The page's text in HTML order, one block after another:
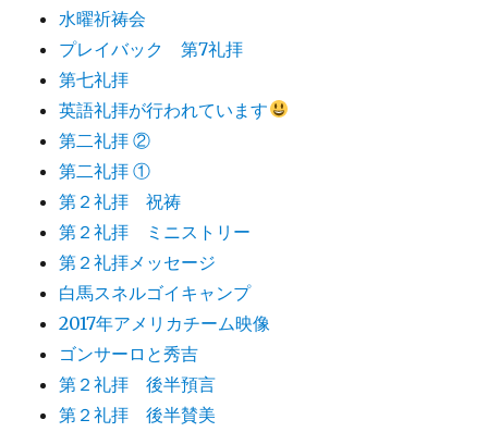
水曜祈祷会
プレイバック 第7礼拝
第七礼拝
英語礼拝が行われています
第二礼拝 ②
第二礼拝 ①
第２礼拝 祝祷
第２礼拝 ミニストリー
第２礼拝メッセージ
白馬スネルゴイキャンプ
2017年アメリカチーム映像
ゴンサーロと秀吉
第２礼拝 後半預言
第２礼拝 後半賛美